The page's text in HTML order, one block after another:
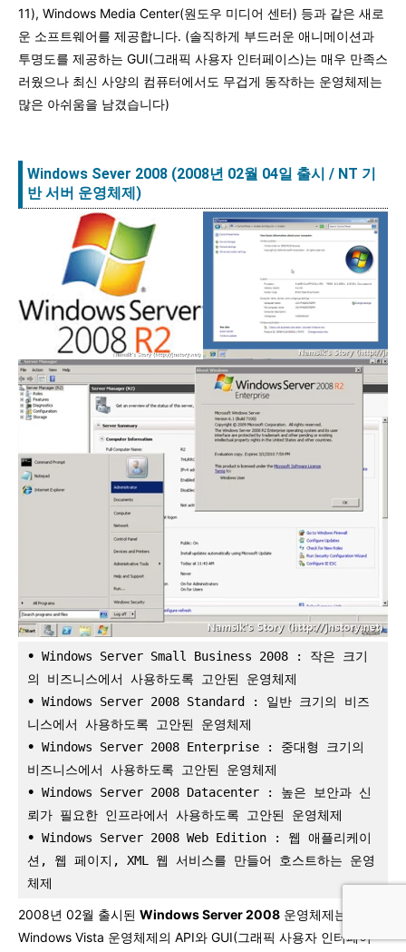
11), Windows Media Center(원도우 미디어 센터) 등과 같은 새로
운 소프트웨어를 제공합니다. (솔직하게 부드러운 애니메이션과
투명도를 제공하는 GUI(그래픽 사용자 인터페이스)는 매우 만족스
러웠으나 최신 사양의 컴퓨터에서도 무겁게 동작하는 운영체제는
많은 아쉬움을 남겼습니다)
Windows Sever 2008 (2008년 02월 04일 출시 / NT 기
반서버 운영체제)
• Windows Server Small Business 2008 : 작은 크기
의 비즈니스에서 사용하도록 고안된 운영체제
• Windows Server 2008 Standard : 일반 크기의 비즈
니스에서 사용하도록 고안된 운영체제
• Windows Server 2008 Enterprise : 중대형 크기의
비즈니스에서 사용하도록 고안된 운영체제
• Windows Server 2008 Datacenter : 높은 보안과 신
뢰가 필요한 인프라에서 사용하도록 고안된 운영체제
• Windows Server 2008 Web Edition : 웹 애플리케이
션, 웹 페이지, XML 웹 서비스를 만들어 호스트하는 운영
체제
2008년 02월 출시된 Windows Server 2008 운영체제는
Windows Vista 운영체제의 API와 GUI(그래픽 사용자 인터페이